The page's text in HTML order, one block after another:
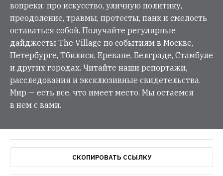
вопреки: про искусство, уличную политику,
преодоление, травмы, протесты, панк и смелость
оставаться собой. Получайте регулярные
дайджесты The Village по событиям в Москве,
Петербурге, Тбилиси, Ереване, Белграде, Стамбуле
и других городах. Читайте наши репортажи,
расследования и эксклюзивные свидетельства.
Мир — есть все, что имеет место. Мы остаемся
в нем с вами.
СКОПИРОВАТЬ ССЫЛКУ